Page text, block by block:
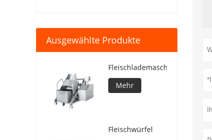
Ausgewählte Produkte
Fleischlademaschine
Mehr
Fleischwürfel